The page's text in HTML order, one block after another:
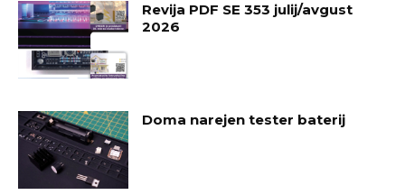
Revija PDF SE 353 julij/avgust
2026
Doma narejen tester baterij